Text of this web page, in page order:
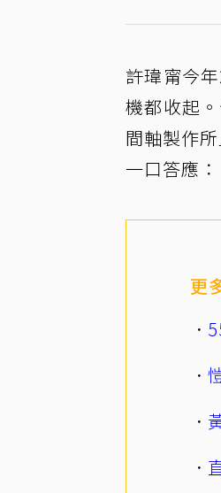
許瑋甯今
機都收起
間軸製作
一口答應：
更